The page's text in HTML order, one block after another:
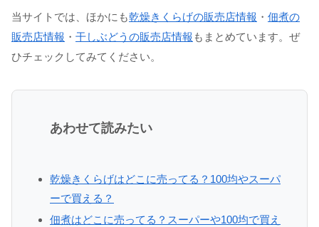
当サイトでは、ほかにも乾燥きくらげの販売店情報 ・ 佃煮の
販売店情報 ・ 干しぶどうの販売店情報 もまとめています。ぜ
ひチェックしてみてください。
あわせて読みたい
乾燥きくらげはどこに売ってる？100均やスーパ
ーで買える？
佃煮はどこに売ってる？スーパーや100均で買え